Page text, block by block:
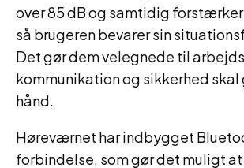
over 85 dB og samtidig
så brugeren bevarer sin
Det gør dem velegnede til
kommunikation og sikkerhed skal
hånd.
Høreværnet har indbygget
forbindelse, som gør det muligt